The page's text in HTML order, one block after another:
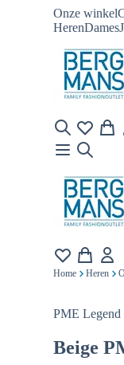
Onze winkel
HerenDames
Home Heren
PME Legend
Beige